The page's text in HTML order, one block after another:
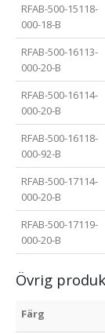
RFAB-500-15118-
000-18-B
RFAB-500-16113-
000-20-B
RFAB-500-16114-
000-20-B
RFAB-500-16118-
000-92-B
RFAB-500-17114-
000-20-B
RFAB-500-17119-
000-20-B
Övrig
Färg